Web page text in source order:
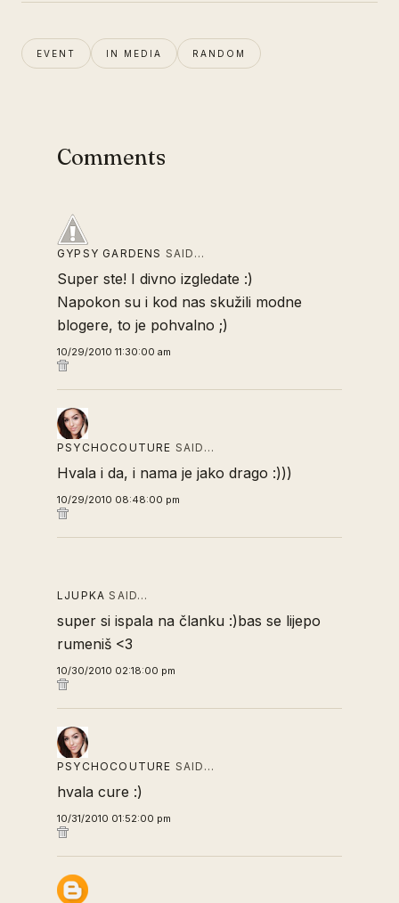
EVENT IN MEDIA RANDOM
Comments
GYPSY GARDENS SAID…
Super ste! I divno izgledate :)
Napokon su i kod nas skužili modne
blogere, to je pohvalno ;)
10/29/2010 11:30:00 am
PSYCHOCOUTURE SAID…
Hvala i da, i nama je jako drago :)))
10/29/2010 08:48:00 pm
LJUPKA SAID…
super si ispala na članku :)bas se lijepo
rumeniš <3
10/30/2010 02:18:00 pm
PSYCHOCOUTURE SAID…
hvala cure :)
10/31/2010 01:52:00 pm